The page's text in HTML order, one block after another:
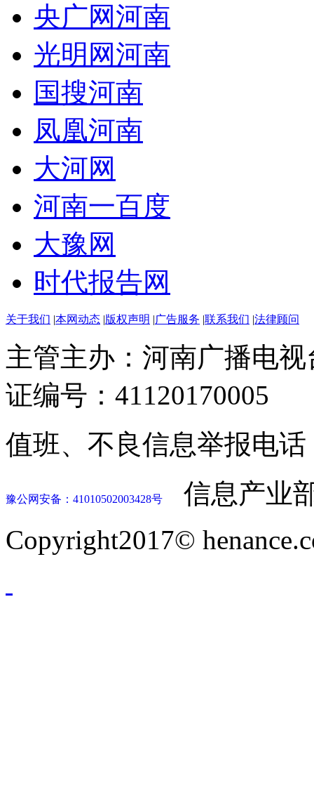
央广网河南
光明网河南
国搜河南
凤凰河南
大河网
河南一百度
大豫网
时代报告网
关于我们 |本网动态 |版权声明 |广告服务 |联系我们 |法律顾问
主管主办：河南广播电
证编号：41120170005
值班、不良信息举报电话
豫公网安备：41010502003428号
信息产业
Copyright2017©